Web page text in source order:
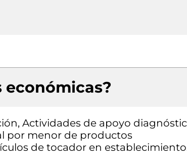
económicas?
Actividades de apoyo
por menor de productos
de tocador en